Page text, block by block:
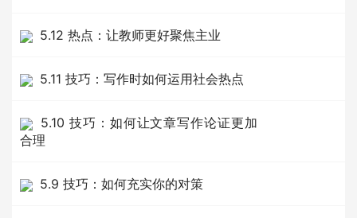
5.12 热点：让教师更好聚焦主业
5.11 技巧：写作时如何运用社会热点
5.10 技巧：如何让文章写作论证更加
合理
5.9 ​技巧：如何充实你的对策